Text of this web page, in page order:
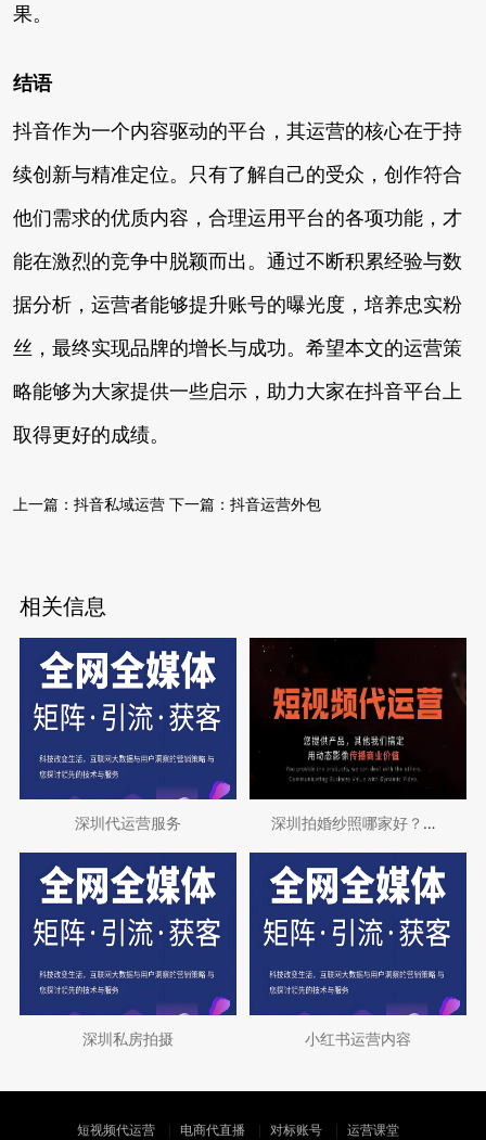
果。
结语
抖音作为一个内容驱动的平台，其运营的核心在于持
续创新与精准定位。只有了解自己的受众，创作符合
他们需求的优质内容，合理运用平台的各项功能，才
能在激烈的竞争中脱颖而出。通过不断积累经验与数
据分析，运营者能够提升账号的曝光度，培养忠实粉
丝，最终实现品牌的增长与成功。希望本文的运营策
略能够为大家提供一些启示，助力大家在抖音平台上
取得更好的成绩。
上一篇： 抖音私域运营 下一篇： 抖音运营外包
相关信息
深圳代运营服务 深圳拍婚纱照哪家好？2025年最新婚纱摄
深圳私房拍摄 小红书运营内容
短视频代运营 电商代直播 对标账号 运营课堂